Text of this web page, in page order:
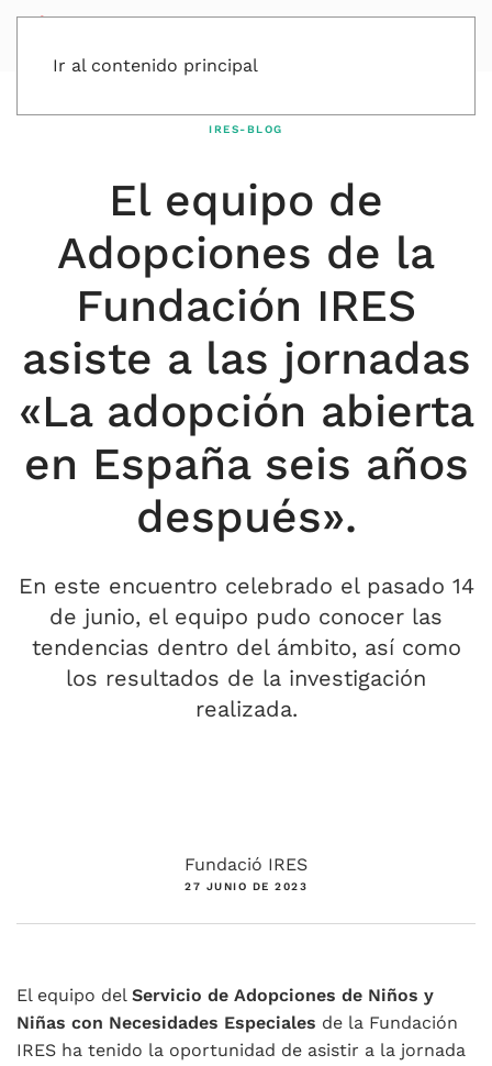
Ir al contenido principal
IRES-BLOG
El equipo de
Adopciones de la
Fundación IRES
asiste a las jornadas
«La adopción abierta
en España seis años
después».
En este encuentro celebrado el pasado 14
de junio, el equipo pudo conocer las
tendencias dentro del ámbito, así como
los resultados de la investigación
realizada.
Fundació IRES
27 JUNIO DE 2023
El equipo del Servicio de Adopciones de Niños y
Niñas con Necesidades Especiales de la Fundación
IRES ha tenido la oportunidad de asistir a la jornada